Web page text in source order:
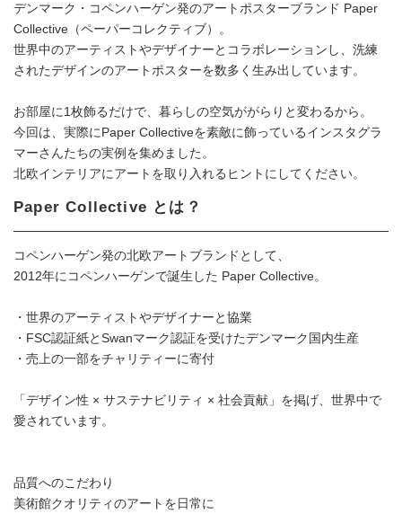
デンマーク・コペンハーゲン発のアートポスターブランド Paper
Collective（ペーパーコレクティブ）。
世界中のアーティストやデザイナーとコラボレーションし、洗練
されたデザインのアートポスターを数多く生み出しています。
お部屋に1枚飾るだけで、暮らしの空気ががらりと変わるから。
今回は、実際にPaper Collectiveを素敵に飾っているインスタグラ
マーさんたちの実例を集めました。
北欧インテリアにアートを取り入れるヒントにしてください。
Paper Collective とは？
コペンハーゲン発の北欧アートブランドとして、
2012年にコペンハーゲンで誕生した Paper Collective。
・世界のアーティストやデザイナーと協業
・FSC認証紙とSwanマーク認証を受けたデンマーク国内生産
・売上の一部をチャリティーに寄付
「デザイン性 × サステナビリティ × 社会貢献」を掲げ、世界中で
愛されています。
品質へのこだわり
美術館クオリティのアートを日常に